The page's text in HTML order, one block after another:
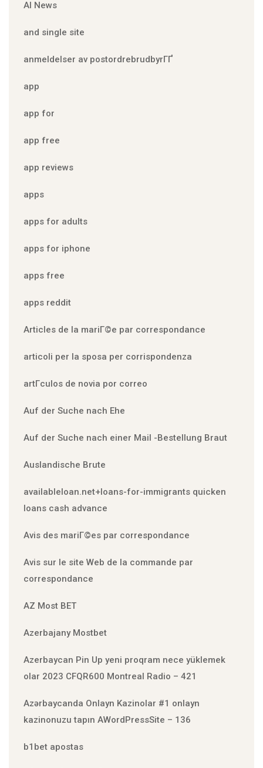
AI News
and single site
anmeldelser av postordrebrudbyrГҐ
app
app for
app free
app reviews
apps
apps for adults
apps for iphone
apps free
apps reddit
Articles de la mariГ©e par correspondance
articoli per la sposa per corrispondenza
artГ­culos de novia por correo
Auf der Suche nach Ehe
Auf der Suche nach einer Mail -Bestellung Braut
Auslandische Brute
availableloan.net+loans-for-immigrants quicken
loans cash advance
Avis des mariГ©es par correspondance
Avis sur le site Web de la commande par
correspondance
AZ Most BET
Azerbajany Mostbet
Azerbaycan Pin Up yeni proqram nece yüklemek
olar 2023 CFQR600 Montreal Radio – 421
Azərbaycanda Onlayn Kazinolar #1 onlayn
kazinonuzu tapın AWordPressSite – 136
b1bet apostas